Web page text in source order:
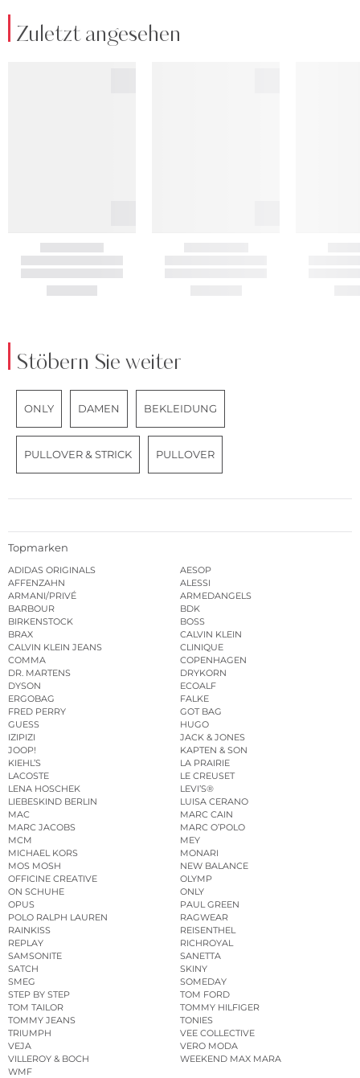
Zuletzt angesehen
Stöbern Sie weiter
ONLY DAMEN BEKLEIDUNG
PULLOVER & STRICK PULLOVER
Topmarken
ADIDAS ORIGINALS
AESOP
AFFENZAHN
ALESSI
ARMANI/PRIVÉ
ARMEDANGELS
BARBOUR
BDK
BIRKENSTOCK
BOSS
BRAX
CALVIN KLEIN
CALVIN KLEIN JEANS
CLINIQUE
COMMA
COPENHAGEN
DR. MARTENS
DRYKORN
DYSON
ECOALF
ERGOBAG
FALKE
FRED PERRY
GOT BAG
GUESS
HUGO
IZIPIZI
JACK & JONES
JOOP!
KAPTEN & SON
KIEHL’S
LA PRAIRIE
LACOSTE
LE CREUSET
LENA HOSCHEK
LEVI’S®
LIEBESKIND BERLIN
LUISA CERANO
MAC
MARC CAIN
MARC JACOBS
MARC O’POLO
MCM
MEY
MICHAEL KORS
MONARI
MOS MOSH
NEW BALANCE
OFFICINE CREATIVE
OLYMP
ON SCHUHE
ONLY
OPUS
PAUL GREEN
POLO RALPH LAUREN
RAGWEAR
RAINKISS
REISENTHEL
REPLAY
RICHROYAL
SAMSONITE
SANETTA
SATCH
SKINY
SMEG
SOMEDAY
STEP BY STEP
TOM FORD
TOM TAILOR
TOMMY HILFIGER
TOMMY JEANS
TONIES
TRIUMPH
VEE COLLECTIVE
VEJA
VERO MODA
VILLEROY & BOCH
WEEKEND MAX MARA
WMF